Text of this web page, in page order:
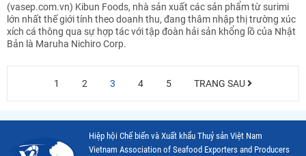
(vasep.com.vn) Kibun Foods, nhà sản xuất các sản phẩm từ surimi
lớn nhất thế giới tính theo doanh thu, đang thâm nhập thị trường xúc
xích cá thông qua sự hợp tác với tập đoàn hải sản khổng lồ của Nhật
Bản là Maruha Nichiro Corp.
1 2 3 4 5 TRANG SAU
Hiệp hội Chế biến và Xuất khẩu Thuỷ sản Việt Nam
Vietnam Association of Seafood Exporters and Producers